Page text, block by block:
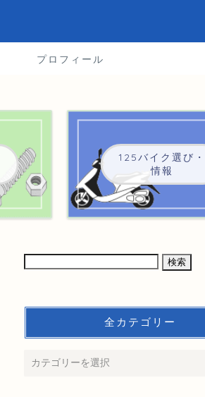
プロフィール
125バイク選び・
情報
全カテゴリー